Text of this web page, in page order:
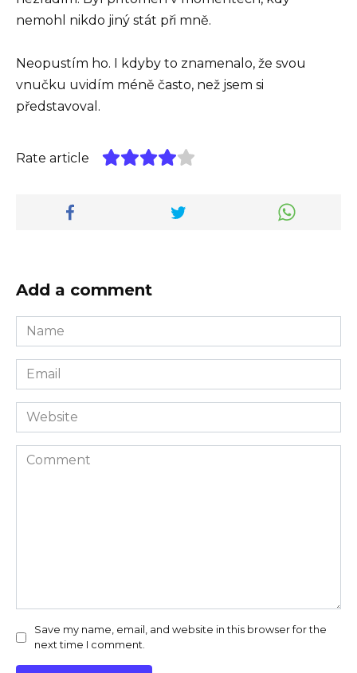
nemohl nikdo jiný stát při mně.
Neopustím ho. I kdyby to znamenalo, že svou
vnučku uvidím méně často, než jsem si
představoval.
Rate article
Add a comment
Name
*
Email
*
Website
Comment
Save my name, email, and website in this browser for the
next time I comment.